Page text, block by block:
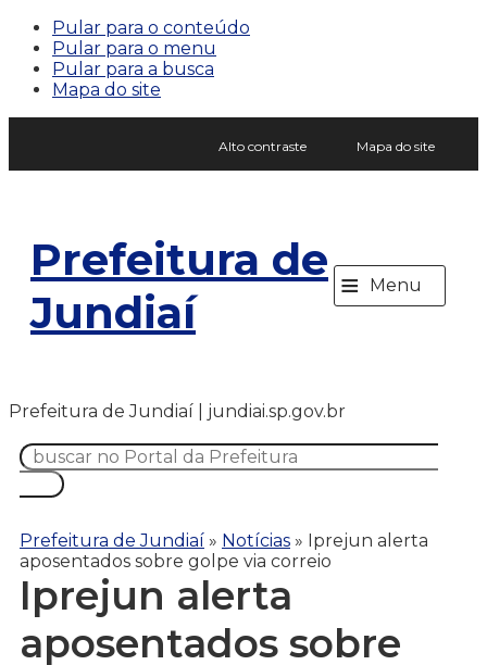
Pular para o conteúdo
Pular para o menu
Pular para a busca
Mapa do site
Alto contraste Mapa do site
Prefeitura de
Jundiaí
≡ Menu
Prefeitura de Jundiaí | jundiai.sp.gov.br
Prefeitura de Jundiaí » Notícias » Iprejun alerta
aposentados sobre golpe via correio
Iprejun alerta
aposentados sobre